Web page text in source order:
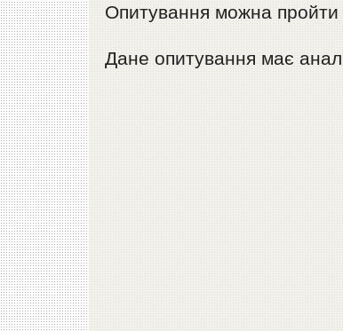
Опитування можна пройти
Дане опитування має